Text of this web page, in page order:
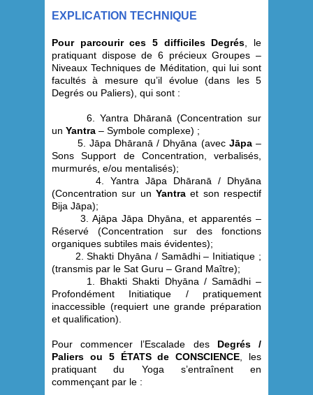
EXPLICATION TECHNIQUE
Pour parcourir ces 5 difficiles Degrés , le
pratiquant dispose de 6 précieux Groupes –
Niveaux Techniques de Méditation, qui lui sont
facultés à mesure qu’il évolue (dans les 5
Degrés ou Paliers), qui sont :
6. Yantra Dhāranā (Concentration sur
un Yantra – Symbole complexe) ;
5. Jāpa Dhāranā / Dhyāna (avec Jāpa–
Sons Support de Concentration, verbalisés,
murmurés, e/ou mentalisés);
4. Yantra Jāpa Dhāranā / Dhyāna
(Concentration sur un Yantra et son respectif
Bija Jāpa);
3. Ajāpa Jāpa Dhyāna, et apparentés –
Réservé (Concentration sur des fonctions
organiques subtiles mais évidentes);
2. Shakti Dhyāna / Samādhi– Initiatique ;
(transmis par le Sat Guru – Grand Maître);
1. Bhakti Shakti Dhyāna / Samādhi–
Profondément Initiatique / pratiquement
inaccessible (requiert une grande préparation
et qualification).
Pour commencer l’Escalade des Degrés /
Paliers ou 5 ÉTATS de CONSCIENCE , les
pratiquant du Yoga s’entraînent en
commençant par le :